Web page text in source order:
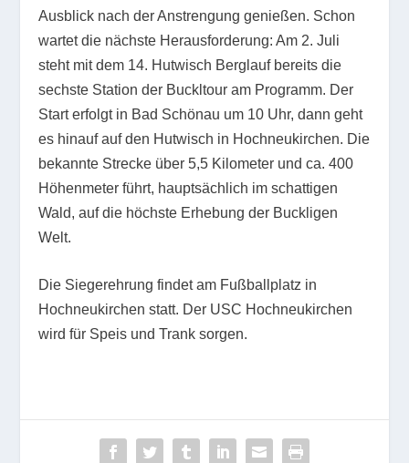
Ausblick nach der Anstrengung genießen. Schon
wartet die nächste Herausforderung: Am 2. Juli
steht mit dem 14. Hutwisch Berglauf bereits die
sechste Station der Buckltour am Programm. Der
Start erfolgt in Bad Schönau um 10 Uhr, dann geht
es hinauf auf den Hutwisch in Hochneukirchen. Die
bekannte Strecke über 5,5 Kilometer und ca. 400
Höhenmeter führt, hauptsächlich im schattigen
Wald, auf die höchste Erhebung der Buckligen
Welt.
Die Siegerehrung findet am Fußballplatz in
Hochneukirchen statt. Der USC Hochneukirchen
wird für Speis und Trank sorgen.